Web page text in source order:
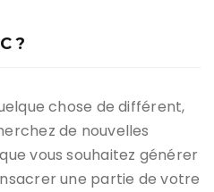
?
chose de différent,
de nouvelles
vous souhaitez générer
une partie de votre